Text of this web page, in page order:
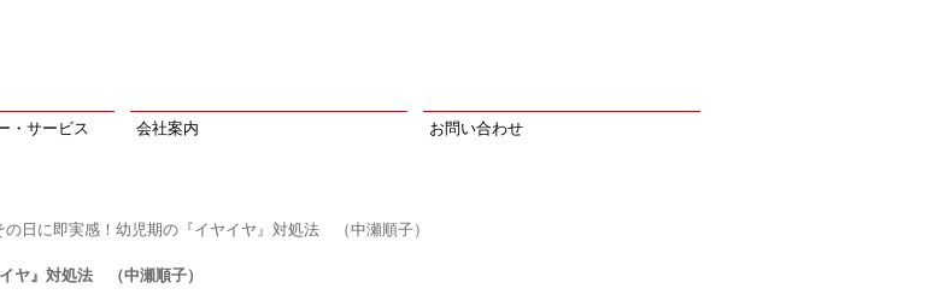
・サービス 会社案内 お問い合わせ
日に即実感！幼児期の『イヤイヤ』対処法 （中瀬順子）
ヤ』対処法 （中瀬順子）